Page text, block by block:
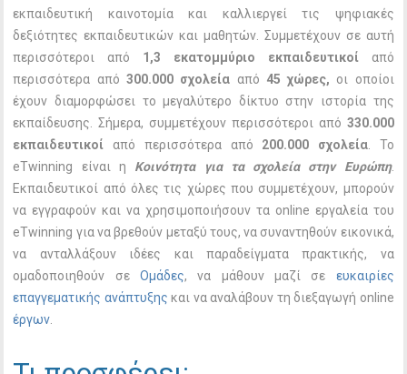
εκπαιδευτική καινοτομία και καλλιεργεί τις ψηφιακές
δεξιότητες εκπαιδευτικών και μαθητών. Συμμετέχουν σε αυτή
περισσότεροι από 1,3 εκατομμύριο εκπαιδευτικοίαπό
περισσότερα από 300.000 σχολεία από 45 χώρες, οι οποίοι
έχουν διαμορφώσει το μεγαλύτερο δίκτυο στην ιστορία της
εκπαίδευσης. Σήμερα, συμμετέχουν περισσότεροι από 330.000
εκπαιδευτικοί από περισσότερα από 200.000 σχολεία. Το
eTwinning είναι η Κοινότητα για τα σχολεία στην Ευρώπη.
Εκπαιδευτικοί από όλες τις χώρες που συμμετέχουν, μπορούν
να εγγραφούν και να χρησιμοποιήσουν τα online εργαλεία του
eTwinning για να βρεθούν μεταξύ τους, να συναντηθούν εικονικά,
να ανταλλάξουν ιδέες και παραδείγματα πρακτικής, να
ομαδοποιηθούν σεΟμάδες, να μάθουν μαζί σε ευκαιρίες
επαγγεματικής ανάπτυξης και να αναλάβουν τη διεξαγωγή online
έργων